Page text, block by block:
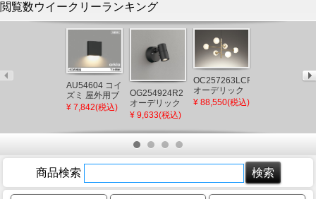
閲覧数ウイークリーランキング
AU54604 コイ
ズミ 屋外用ブ
ラケットライ
色） 下方照射
¥ 7,842(税込)
OG254924R2
オーデリック
屋外用スポッ
ック LED(電球
色) 広角
¥ 9,633(税込)
OC257263LCR
オーデリック
シャンデリア
ゴールド LED
¥ 88,550(税込)
似品)
商品検索